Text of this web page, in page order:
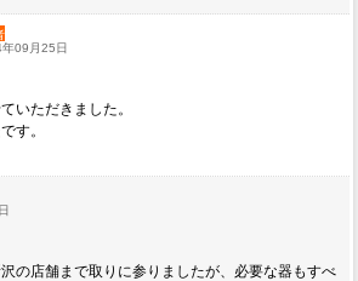
09月25日
いただきました。
す。
の店舗まで取りに参りましたが、必要な器もすべ